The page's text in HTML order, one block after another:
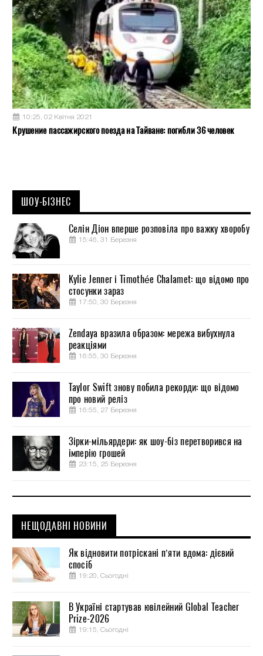
10:25, 02 Квітня 2021
Крушение пассажирского поезда на Тайване: погибли 36 человек
ШОУ-БІЗНЕС
Селін Діон вперше розповіла про важку хворобу
15:46, 31 Березня
Kylie Jenner і Timothée Chalamet: що відомо про
стосунки зараз
17:50, 30 Березня
Zendaya вразила образом: мережа вибухнула
реакціями
16:55, 30 Березня
Taylor Swift знову побила рекорди: що відомо
про новий реліз
16:55, 27 Березня
Зірки-мільярдери: як шоу-біз перетворився на
імперію грошей
23:15, 25 Березня
НЕЩОДАВНІ НОВИНИ
Як відновити потріскані п’яти вдома: дієвий
спосіб
19:20, Сьогодні
В Україні стартував ювілейний Global Teacher
Prize-2026
19:15, Сьогодні